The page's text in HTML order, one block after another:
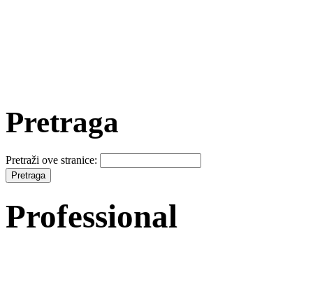
Pretraga
Pretraži ove stranice:
Professional